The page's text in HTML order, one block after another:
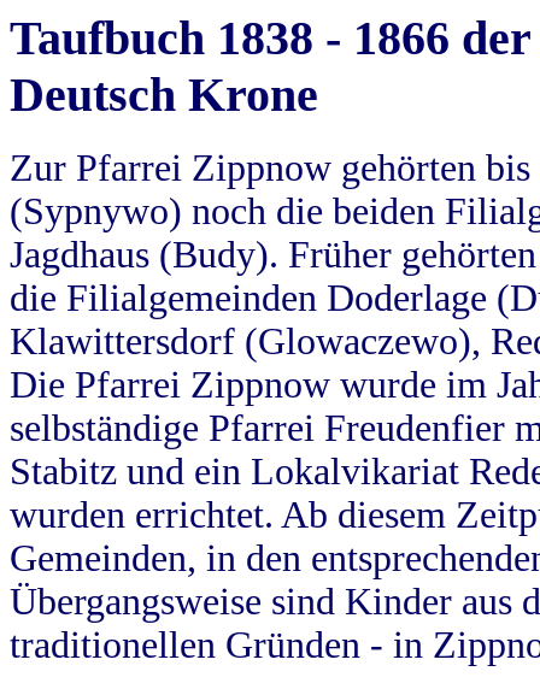
Taufbuch 1838 - 1866
Deutsch Krone
Zur Pfarrei Zippnow gehörten
(Sypnywo) noch die beiden
Jagdhaus (Budy). Früher
die Filialgemeinden Doderlage
Klawittersdorf (Glowaczewo),
Die Pfarrei Zippnow wurde im
selbständige Pfarrei Freudenfier
Stabitz und ein Lokalvikariat
wurden errichtet. Ab diesem
Gemeinden, in den
Übergangsweise sind Kinder aus
traditionellen Gründen - in